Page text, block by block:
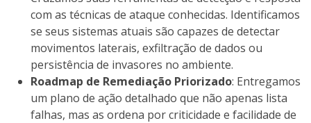
com as técnicas de ataque conhecidas. Identificamos
se seus sistemas atuais são capazes de detectar
movimentos laterais, exfiltração de dados ou
persistência de invasores no ambiente.
Roadmap de Remediação Priorizado: Entregamos
um plano de ação detalhado que não apenas lista
falhas, mas as ordena por criticidade e facilidade de